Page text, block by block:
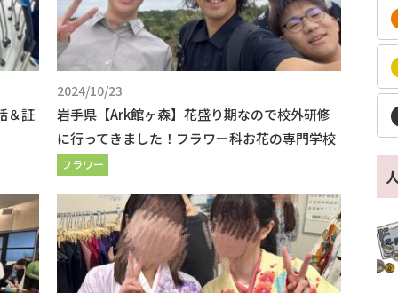
＆証
2024/10/23
岩手県【Ark館ヶ森】花盛り期なので校外研修
に行ってきました！フラワー科お花の専門学校
フラワー